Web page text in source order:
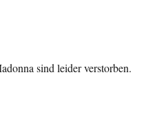
sind leider verstorben.